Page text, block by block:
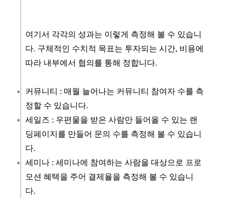
여기서 각각의 성과는 이렇게 측정해 볼 수 있습니
다. 구체적인 수치적 목표는 투자되는 시간, 비용에
따라 내부에서 협의를 통해 정합니다.
커뮤니티 : 매월 늘어나는 커뮤니티 참여자 수를 측
정할 수 있습니다.
세일즈 : 우편물을 받은 사람만 들어올 수 있는 랜
딩페이지를 만들어 문의 수를 측정해 볼 수 있습니
다.
세미나 : 세미나에 참여하는 사람을 대상으로 프로
모션 혜택을 주어 결제율을 측정해 볼 수 있습니
다.